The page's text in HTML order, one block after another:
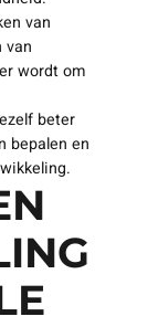
van
van
wordt om
beter
bepalen en